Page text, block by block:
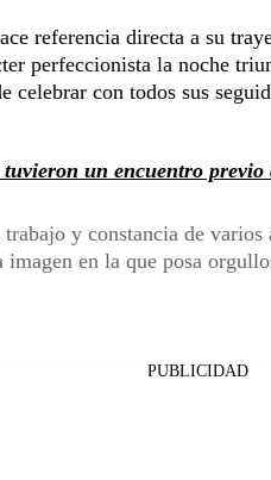
referencia directa a su
perfeccionista la noche
celebrar con todos sus
un encuentro previo
y constancia de varios
en la que posa
PUBLICIDAD